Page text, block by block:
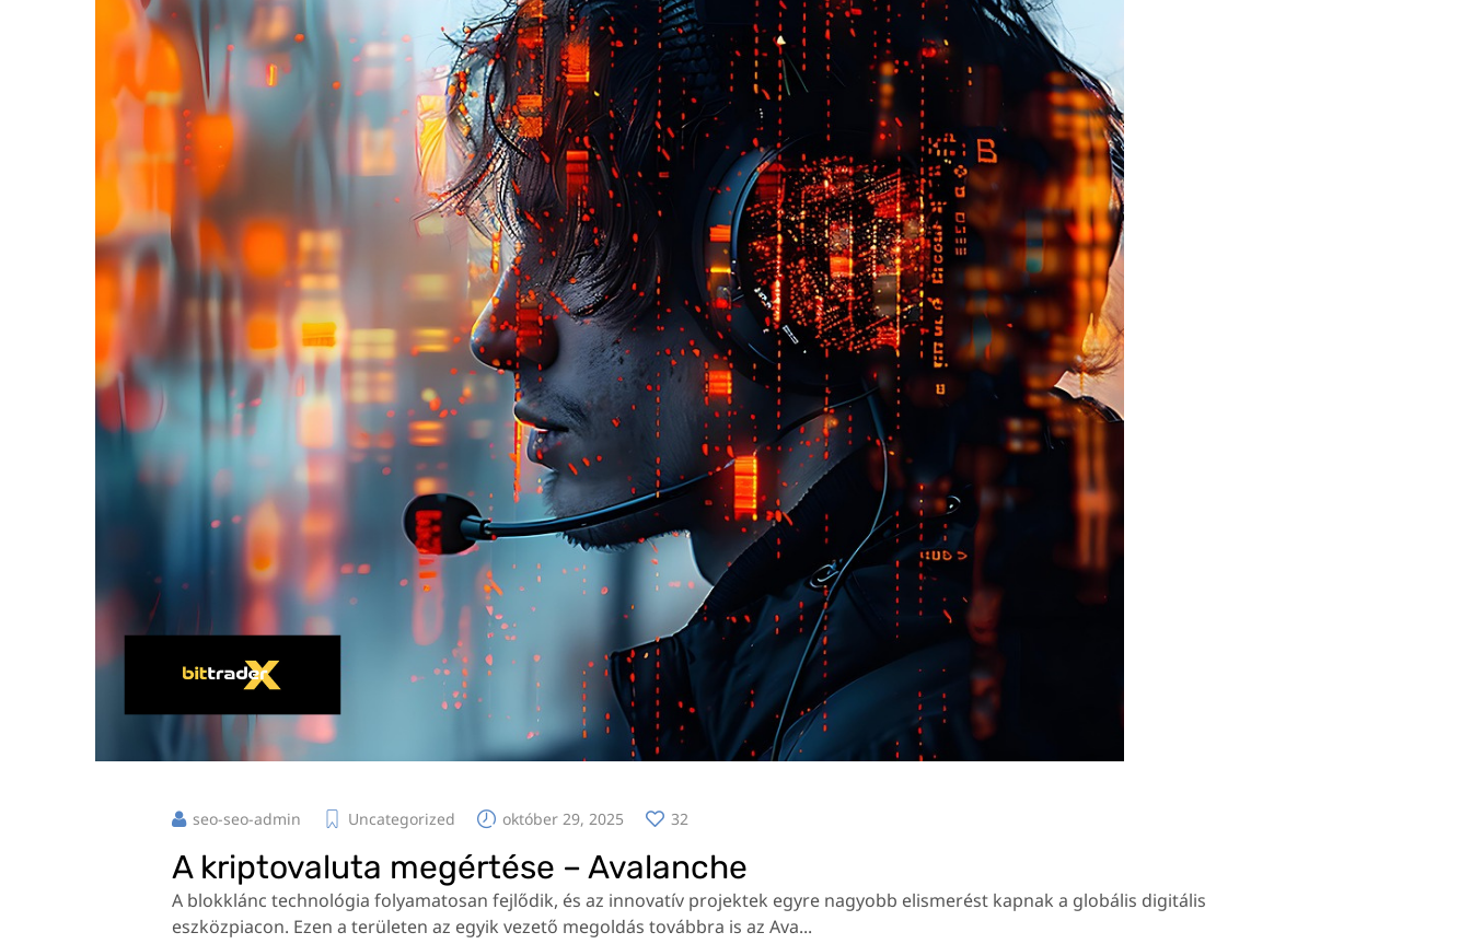
seo-seo-admin Uncategorized október 29, 2025 32
A kriptovaluta megértése – Avalanche
A blokklánc technológia folyamatosan fejlődik, és az innovatív projektek egyre nagyobb elismerést kapnak a globális digitális
eszközpiacon. Ezen a területen az egyik vezető megoldás továbbra is az Ava...